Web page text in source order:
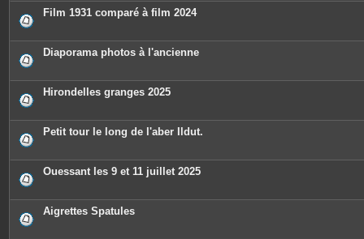
Film 1931 comparé à film 2024
Diaporama photos à l'ancienne
Hirondelles granges 2025
Petit tour le long de l'aber Ildut.
Ouessant les 9 et 11 juillet 2025
Aigrettes Spatules